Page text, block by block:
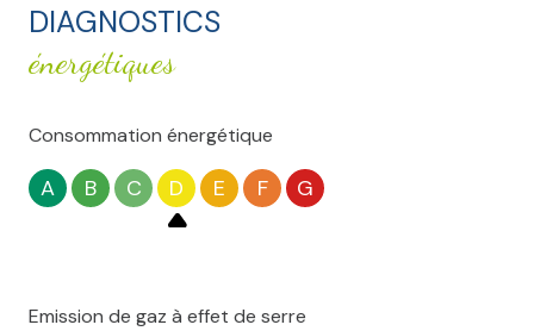
DIAGNOSTICS
énergétiques
Consommation énergétique
A B C D E F G
Emission de gaz à effet de serre